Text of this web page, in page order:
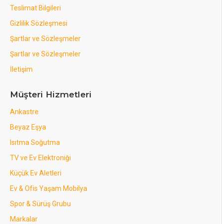
Teslimat Bilgileri
Gizlilik Sözleşmesi
Şartlar ve Sözleşmeler
Şartlar ve Sözleşmeler
İletişim
Müşteri Hizmetleri
Ankastre
Beyaz Eşya
Isıtma Soğutma
TV ve Ev Elektroniği
Küçük Ev Aletleri
Ev & Ofis Yaşam Mobilya
Spor & Sürüş Grubu
Markalar